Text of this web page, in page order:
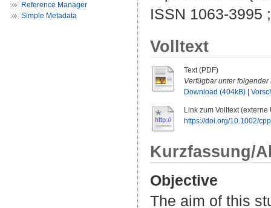
Reference Manager
Simple Metadata
ISSN 1063-3995
Volltext
Text (PDF)
Verfügbar unter folgender
Download (404kB)
Link zum Volltext (externe
https://doi.org/10.1002/
Kurzfassung/
Objective
The aim of this